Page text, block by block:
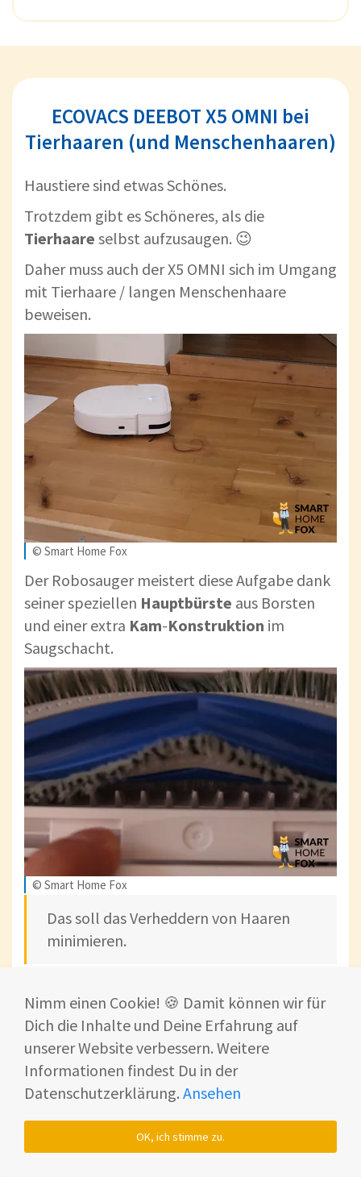
ECOVACS DEEBOT X5 OMNI bei
Tierhaaren (und Menschenhaaren)
Haustiere sind etwas Schönes.
Trotzdem gibt es Schöneres, als die
Tierhaare selbst aufzusaugen. 😉
Daher muss auch der X5 OMNI sich im Umgang
mit Tierhaare / langen Menschenhaare
beweisen.
© Smart Home Fox
Der Robosauger meistert diese Aufgabe dank
seiner speziellen Hauptbürste aus Borsten
und einer extra Kam-Konstruktion im
Saugschacht.
© Smart Home Fox
Das soll das Verheddern von Haaren
minimieren.
Haare im mobilen Staubbehälter – ein sehr
gutes Ergebnis, das viele andere Modelle
nicht erreichen.
Nimm einen Cookie! 🍪 Damit können wir für
Dich die Inhalte und Deine Erfahrung auf
unserer Website verbessern. Weitere
Informationen findest Du in der
Datenschutzerklärung. Ansehen
OK, ich stimme zu.